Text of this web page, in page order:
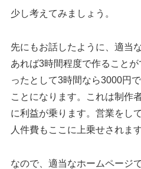
少し考えてみましょう。
先にもお話したように、適当
あれば3時間程度で作ること
ったとして3時間なら3000円
ことになります。これは制作
に利益が乗ります。営業をし
人件費もここに上乗せされます
なので、適当なホームページ